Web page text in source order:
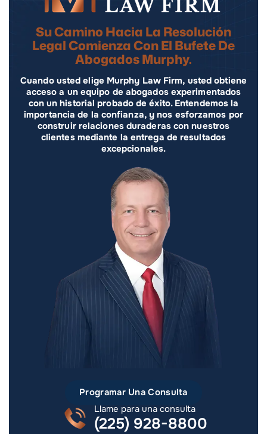
Su Camino Hacia La Resolución
Legal Comienza Con El Bufete De
Abogados Murphy.
Cuando usted elige Murphy Law Firm, usted obtiene
acceso a un equipo de abogados experimentados
con un historial probado de éxito. Entendemos la
importancia de la confianza, y nos esforzamos por
construir relaciones duraderas con nuestros
clientes mediante la entrega de resultados
excepcionales.
Programar Una Consulta
Llame para una consulta
(225) 928-8800